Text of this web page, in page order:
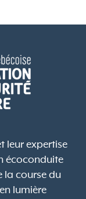
leur expertise
écoconduite
la course du
lumière